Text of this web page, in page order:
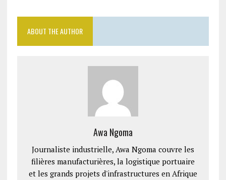
ABOUT THE AUTHOR
Awa Ngoma
Journaliste industrielle, Awa Ngoma couvre les
filières manufacturières, la logistique portuaire
et les grands projets d'infrastructures en Afrique